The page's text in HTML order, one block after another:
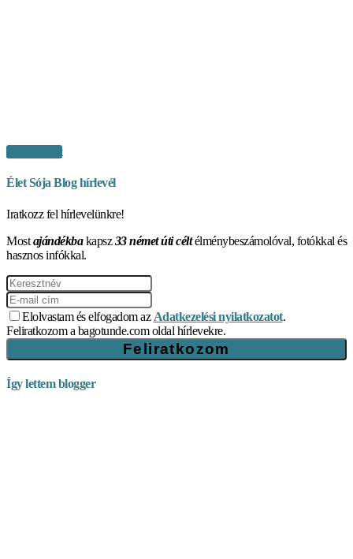
Élet Sója Blog hírlevél
Iratkozz fel hírlevelünkre!
Mostajándékbakapsz33 német úti céltélménybeszámolóval, fotókkal és
hasznos infókkal.
Elolvastam és elfogadom az Adatkezelési nyilatkozatot.
Feliratkozom a bagotunde.com oldal hírlevekre.
Így lettem blogger